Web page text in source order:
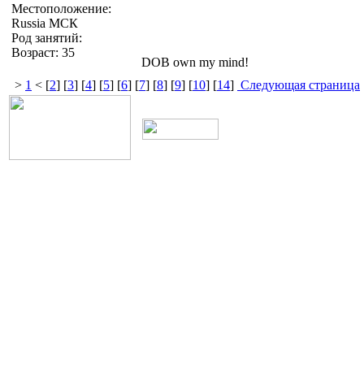
Местоположение:
Russia МСК
Род занятий:
Возраст: 35
DOB own my mind!
> 1 < [2] [3] [4] [5] [6] [7] [8] [9] [10] [14] Следующая страница